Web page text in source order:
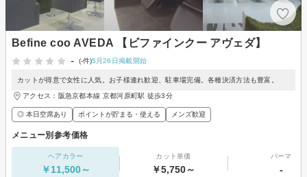
Befine coo AVEDA 【ビファインクー アヴェダ】
-
(-件)5月26日掲載開始
カットが得意で女性に人気。お子様連れ歓迎、駐車場完備。各種決済方法も豊富。
アクセス：阪急京都本線 京都河原町駅 徒歩3分
◎ 本日空席あり ポイントが貯まる・使える メンズ歓迎
メニュー別参考価格
ヘアカラー
￥11,500～
カット単価
￥5,750～
パーマ
-